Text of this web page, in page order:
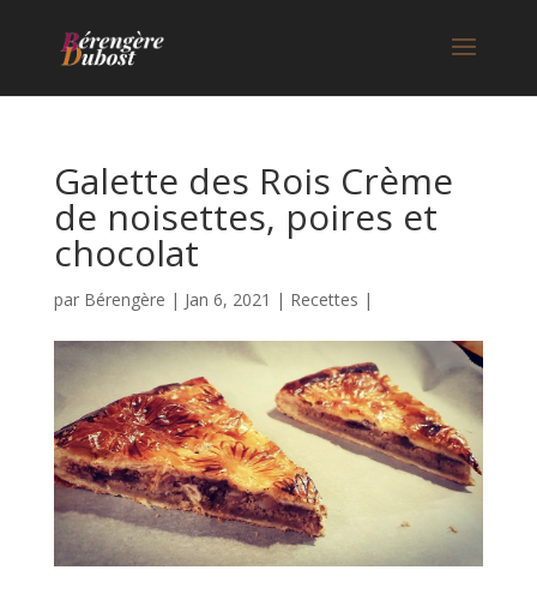
Galette des Rois Crème
de noisettes, poires et
chocolat
par Bérengère | Jan 6, 2021 | Recettes |